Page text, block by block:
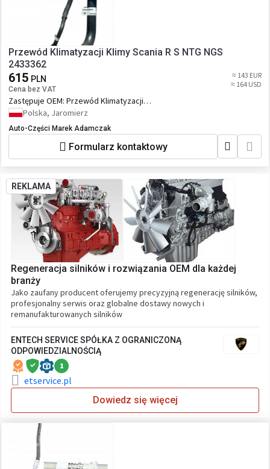
Przewód Klimatyzacji Klimy Scania R S NTG NGS
2433362
615 PLN
Cena bez VAT
≈ 143 EUR
≈ 164 USD
Zastępuje OEM: Przewód Klimatyzacji
Klimy Scania R S NTG NGS 2433362
Polska, Jaromierz
Auto-Części Marek Adamczak
Formularz kontaktowy
REKLAMA
Regeneracja silników i rozwiązania OEM dla każdej
branży
Jako zaufany producent oferujemy precyzyjną regenerację silników,
profesjonalny serwis oraz globalne dostawy nowych i
remanufakturowanych silników
ENTECH SERVICE SPÓŁKA Z OGRANICZONĄ
ODPOWIEDZIALNOŚCIĄ
1
etservice.pl
Dowiedz się więcej